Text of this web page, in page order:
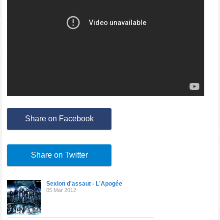
Share on Facebook
Share on Twitter
Sexion d'assaut - L'Apogée
05 Mar 2012